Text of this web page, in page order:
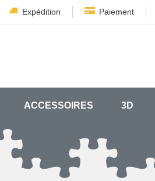
Expédition Paiement
ACCESSOIRES 3D